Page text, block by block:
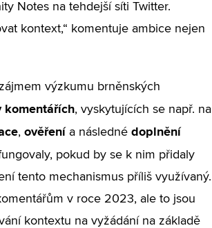
Notes na tehdejší síti Twitter.
kontext,“ komentuje ambice nejen
výzkumu brněnských
komentářích, vyskytujících se např. na
, ověření a následné doplnění
pokud by se k nim přidaly
tento mechanismus příliš využívaný.
v roce 2023, ale to jsou
kontextu na vyžádání na základě